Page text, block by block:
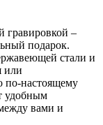
гравировкой –
подарок.
стали и
или
по-настоящему
удобным
вами и